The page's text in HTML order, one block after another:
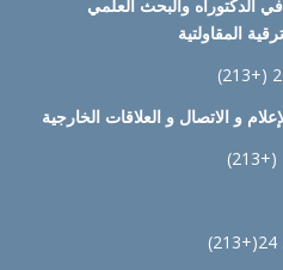
في الدكتوراه والبحث العلمي
المقاولتية
و الاتصال و العلاقات الخارجية